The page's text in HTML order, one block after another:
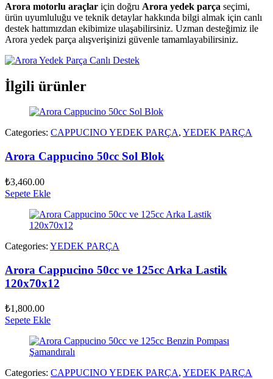
Arora motorlu araçlar için doğru Arora yedek parça seçimi,
ürün uyumluluğu ve teknik detaylar hakkında bilgi almak için canlı
destek hattımızdan ekibimize ulaşabilirsiniz. Uzman desteğimiz ile
Arora yedek parça alışverişinizi güvenle tamamlayabilirsiniz.
İlgili ürünler
Categories: CAPPUCINO YEDEK PARÇA, YEDEK PARÇA
Arora Cappucino 50cc Sol Blok
₺3,460.00
Sepete Ekle
Categories: YEDEK PARÇA
Arora Cappucino 50cc ve 125cc Arka Lastik
120x70x12
₺1,800.00
Sepete Ekle
Categories: CAPPUCINO YEDEK PARÇA, YEDEK PARÇA